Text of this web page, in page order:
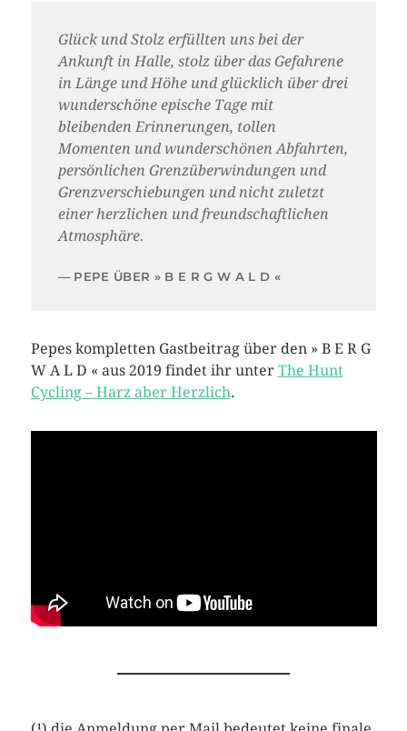
Glück und Stolz erfüllten uns bei der
Ankunft in Halle, stolz über das Gefahrene
in Länge und Höhe und glücklich über drei
wunderschöne epische Tage mit
bleibenden Erinnerungen, tollen
Momenten und wunderschönen Abfahrten,
persönlichen Grenzüberwindungen und
Grenzverschiebungen und nicht zuletzt
einer herzlichen und freundschaftlichen
Atmosphäre.
PEPE ÜBER » B E R G W A L D «
Pepes kompletten Gastbeitrag über den » B E R G
W A L D « aus 2019 findet ihr unter The Hunt
Cycling – Harz aber Herzlich.